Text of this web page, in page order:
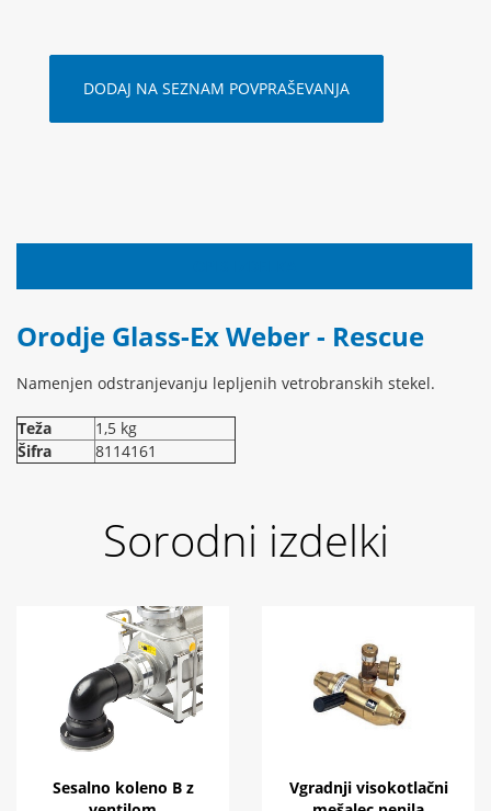
DODAJ NA SEZNAM POVPRAŠEVANJA
Orodje Glass-Ex Weber - Rescue
Namenjen odstranjevanju lepljenih vetrobranskih stekel.
Teža
1,5 kg
Šifra
8114161
Sorodni izdelki
Sesalno koleno B z
Vgradnji visokotlačni